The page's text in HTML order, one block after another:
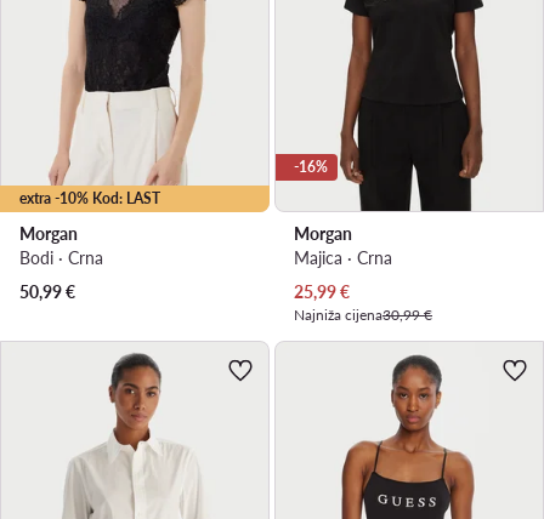
extra -10% Kod: LAST
Morgan
Bodi · Crna
50,99€
-16%
Morgan
Majica · Crna
Trenutna cijena
25,99€
Najniža cijena30,99 €